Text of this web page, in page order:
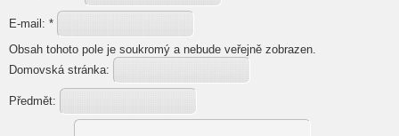
E-mail: *
Obsah tohoto pole je soukromý a nebude veřejně zobrazen.
Domovská stránka:
Předmět: